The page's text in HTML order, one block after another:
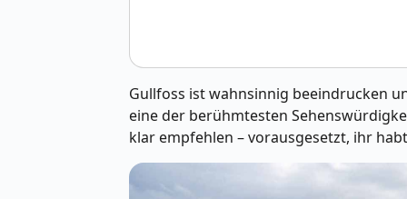
Gullfoss ist wahnsinnig beeindrucken
eine der berühmtesten
klar empfehlen – vorausgesetzt, ihr